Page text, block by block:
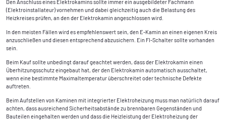
Den Anschluss eines Elektrokamins sollte immer ein ausgebildeter Fachmann
(Elektroinstallateur) vornehmen und dabei gleichzeitig auch die Belastung des
Heizkreises prüfen, an den der Elektrokamin angeschlossen wird.
In den meisten Fällen wird es empfehlenswert sein, den E-Kamin an einen eigenen Kreis
anzuschließen und diesen entsprechend abzusichern. Ein FI-Schalter sollte vorhanden
sein.
Beim Kauf sollte unbedingt darauf geachtet werden, dass der Elektrokamin einen
Überhitzungsschutz eingebaut hat, der den Elektrokamin automatisch ausschaltet,
wenn eine bestimmte Maximaltemperatur überschreitet oder technische Defekte
auftreten.
Beim Aufstellen von Kaminen mit integrierter Elektroheizung muss man natürlich darauf
achten, dass ausreichend Sicherheitsabstände zu brennbaren Gegenständen und
Bauteilen eingehalten werden und dass die Heizleistung der Elektroheizung der